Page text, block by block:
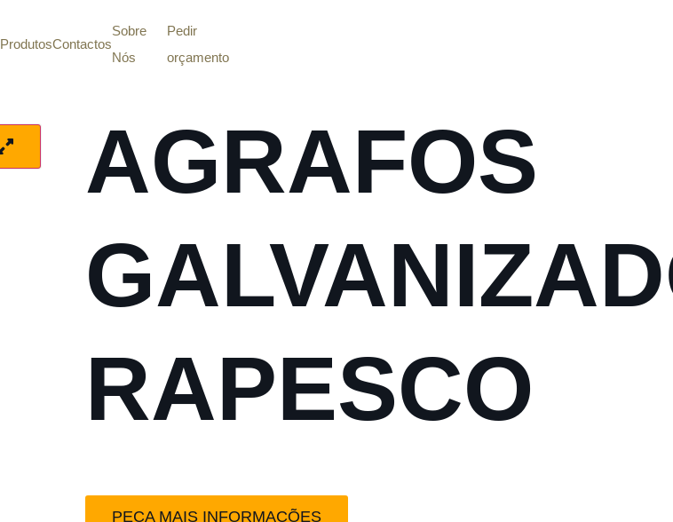
ProdutosContactos
Sobre
Nós
Pedir
orçamento
AGRAFOS
RAPESCO
PEÇA MAIS INFORMAÇÕES